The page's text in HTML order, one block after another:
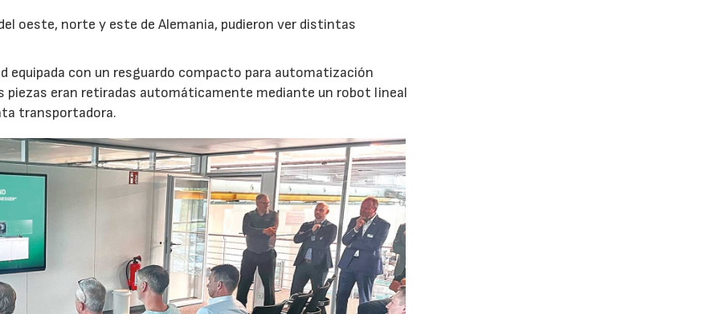
oeste, norte y este de Alemania, pudieron ver distintas
equipada con un resguardo compacto para automatización
piezas eran retiradas automáticamente mediante un robot lineal
transportadora.